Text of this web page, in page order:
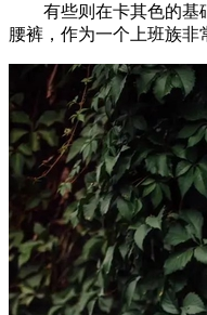
有些则在卡其色的基
腰裤，作为一个上班族非